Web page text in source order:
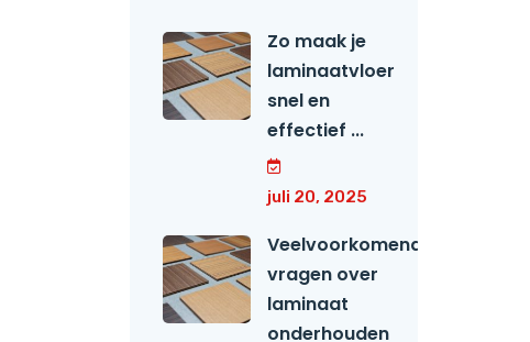
Zo maak je
laminaatvloer
snel en
effectief ...
juli 20, 2025
Veelvoorkomende
vragen over
laminaat
onderhouden